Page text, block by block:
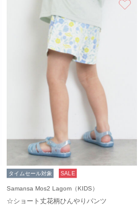
タイムセール対象 SALE
Samansa Mos2 Lagom（KIDS）
☆ショート丈花柄ひんやりパンツ